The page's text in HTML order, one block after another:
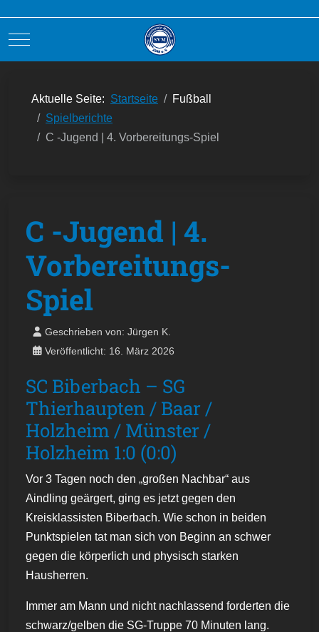
Mobile Menu Toggle
Aktuelle Seite: Startseite
Fußball
Spielberichte
C -Jugend | 4. Vorbereitungs-Spiel
C -Jugend | 4.
Vorbereitungs-
Spiel
Geschrieben von: Jürgen K.
Veröffentlicht: 16. März 2026
SC Biberbach – SG
Thierhaupten / Baar /
Holzheim / Münster /
Holzheim 1:0 (0:0)
Vor 3 Tagen noch den „großen Nachbar“ aus
Aindling geärgert, ging es jetzt gegen den
Kreisklassisten Biberbach. Wie schon in beiden
Punktspielen tat man sich von Beginn an schwer
gegen die körperlich und physisch starken
Hausherren.
Immer am Mann und nicht nachlassend forderten die
schwarz/gelben die SG-Truppe 70 Minuten lang.